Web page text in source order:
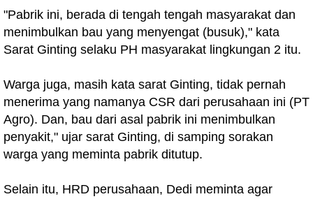
"Pabrik ini, berada di tengah tengah masyarakat dan
menimbulkan bau yang menyengat (busuk)," kata
Sarat Ginting selaku PH masyarakat lingkungan 2 itu.
Warga juga, masih kata sarat Ginting, tidak pernah
menerima yang namanya CSR dari perusahaan ini (PT
Agro). Dan, bau dari asal pabrik ini menimbulkan
penyakit," ujar sarat Ginting, di samping sorakan
warga yang meminta pabrik ditutup.
Selain itu, HRD perusahaan, Dedi meminta agar